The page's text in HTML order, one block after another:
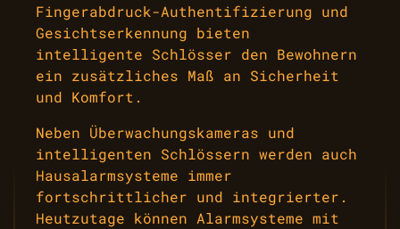
Fingerabdruck-Authentifizierung und
Gesichtserkennung bieten
intelligente Schlösser den Bewohnern
ein zusätzliches Maß an Sicherheit
und Komfort.
Neben Überwachungskameras und
intelligenten Schlössern werden auch
Hausalarmsysteme immer
fortschrittlicher und integrierter.
Heutzutage können Alarmsysteme mit